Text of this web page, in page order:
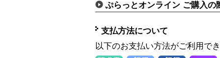
ぷらっとオンライン ご購入の
支払方法について
以下のお支払い方法がご利用で